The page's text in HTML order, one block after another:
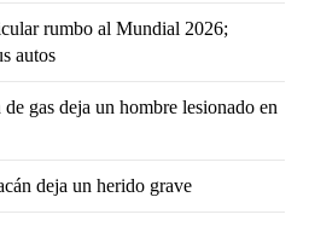
rumbo al Mundial 2026;
autos
gas deja un hombre lesionado en
deja un herido grave